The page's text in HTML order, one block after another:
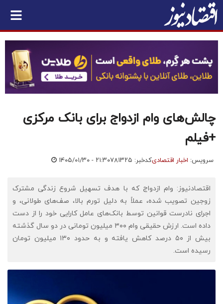
چالش‌های وام ازدواج برای بانک مرکزی
+فیلم
سرویس: اخبار اقتصادیکدخبر: ۷۸۱۳۲۵ ۱۴۰۵/۰۱/۳۰ - ۲۱:۳۰
اقتصادنیوز: وام ازدواج که با هدف تسهیل شروع زندگی مشترک
زوجین تصویب شده، عملاً به دلیل تورم بالا، صف‌های طولانی، و
اجرای نادرست قوانین توسط بانک‌های عامل کارایی خود را از دست
داده است. ارزش حقیقی وام ۳۰۰ میلیون تومانی در دو سال گذشته
بیش از ۵۰ درصد کاهش یافته و به حدود ۱۳۰ میلیون تومان
رسیده است.